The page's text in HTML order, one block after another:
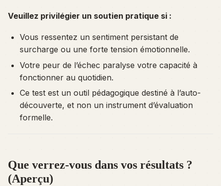
Veuillez privilégier un soutien pratique si :
Vous ressentez un sentiment persistant de
surcharge ou une forte tension émotionnelle.
Votre peur de l’échec paralyse votre capacité à
fonctionner au quotidien.
Ce test est un outil pédagogique destiné à l’auto-
découverte, et non un instrument d’évaluation
formelle.
Que verrez-vous dans vos résultats ?
(Aperçu)